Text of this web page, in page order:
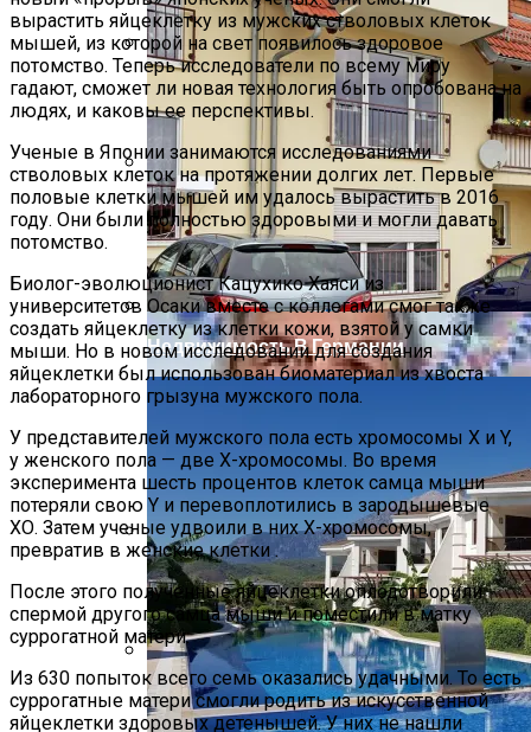
Бетонные Сваи: Особенности
Применения И Устройство
Бетонные Блоки Для Строительства:
Преимущества И Недостатки
Посещение Развлекательных Сайтов В
Рабочее Время
Главные Ученые Года Названы
Научным Журналом Nature
Недвижимость В Германии
вырастить яйцеклетку из мужских стволовых клеток
мышей, из которой на свет появилось здоровое
потомство. Теперь исследователи по всему миру
гадают, сможет ли новая технология быть опробована на
людях, и каковы ее перспективы.
Ученые в Японии занимаются исследованиями
стволовых клеток на протяжении долгих лет. Первые
половые клетки мышей им удалось вырастить в 2016
году. Они были полностью здоровыми и могли давать
потомство.
Биолог-эволюционист Кацухико Хаяси из
университетов Осаки вместе с коллегами смог также
создать яйцеклетку из клетки кожи, взятой у самки
мыши. Но в новом исследовании для создания
яйцеклетки был использован биоматериал из хвоста
лабораторного грызуна мужского пола.
У представителей мужского пола есть хромосомы X и Y,
у женского пола — две Х-хромосомы. Во время
эксперимента шесть процентов клеток самца мыши
потеряли свою Y и перевоплотились в зародышевые
ХО. Затем ученые удвоили в них Х-хромосомы,
превратив в женские клетки .
После этого полученные яйцеклетки оплодотворили
спермой другого самца мыши и поместили в матку
суррогатной матери.
Из 630 попыток всего семь оказались удачными. То есть
суррогатные матери смогли родить из искусственной
яйцеклетки здоровых детенышей. У них не нашли